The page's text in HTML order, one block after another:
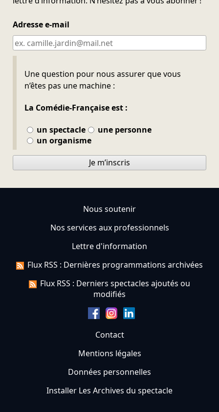
Adresse e-mail
Une question pour nous assurer que vous
n’êtes pas une machine :
La Comédie-Française est :
un spectacle
une personne
un organisme
Ne pas remplir
Je m’inscris
Nous soutenir
Nos services aux professionnels
Lettre d'information
Flux RSS : Dernières programmations archivées
Flux RSS : Derniers spectacles ajoutés ou
modifiés
Contact
Mentions légales
Données personnelles
Installer Les Archives du spectacle